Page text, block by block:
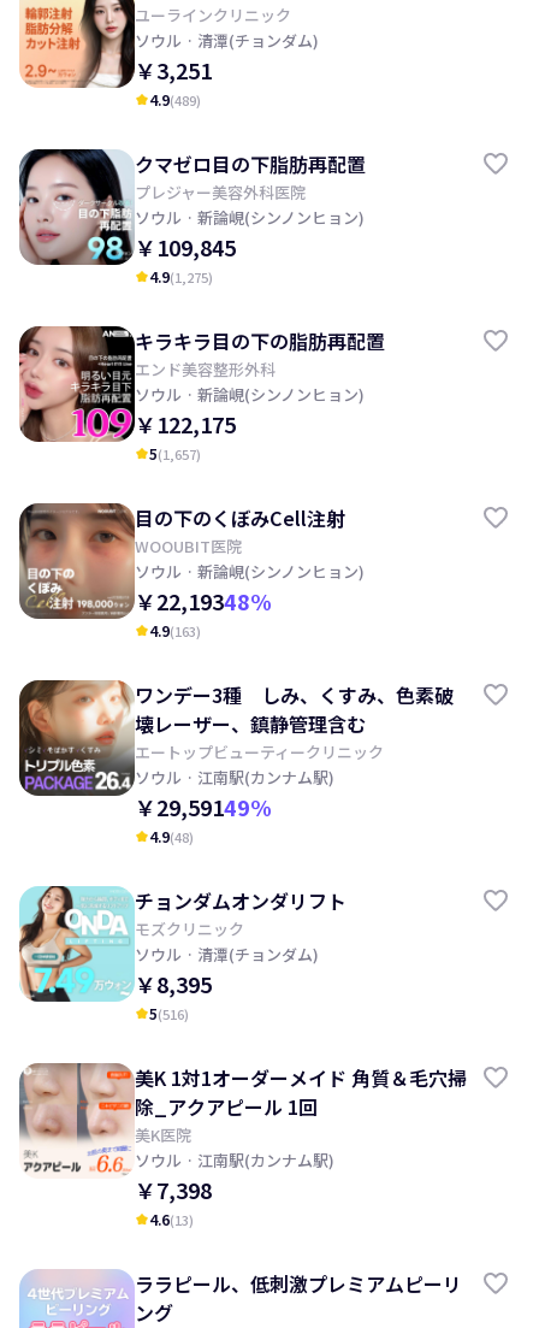
ユーラインクリニック
ソウル · 清潭(チョンダム)
￥3,251
kid_star4.9(489)
クマゼロ目の下脂肪再配置
プレジャー美容外科医院
ソウル · 新論峴(シンノンヒョン)
￥109,845
kid_star4.9(1,275)
キラキラ目の下の脂肪再配置
エンド美容整形外科
ソウル · 新論峴(シンノンヒョン)
￥122,175
kid_star5(1,657)
目の下のくぼみCell注射
WOOUBIT医院
ソウル · 新論峴(シンノンヒョン)
￥22,19348%
kid_star4.9(163)
ワンデー3種 しみ、くすみ、色素破
壊レーザー、鎮静管理含む
エートップビューティークリニック
ソウル · 江南駅(カンナム駅)
￥29,59149%
kid_star4.9(48)
チョンダムオンダリフト
モズクリニック
ソウル · 清潭(チョンダム)
￥8,395
kid_star5(516)
美K 1対1オーダーメイド 角質＆毛穴掃
除_アクアピール 1回
美K医院
ソウル · 江南駅(カンナム駅)
￥7,398
kid_star4.6(13)
ララピール、低刺激プレミアムピーリ
ング